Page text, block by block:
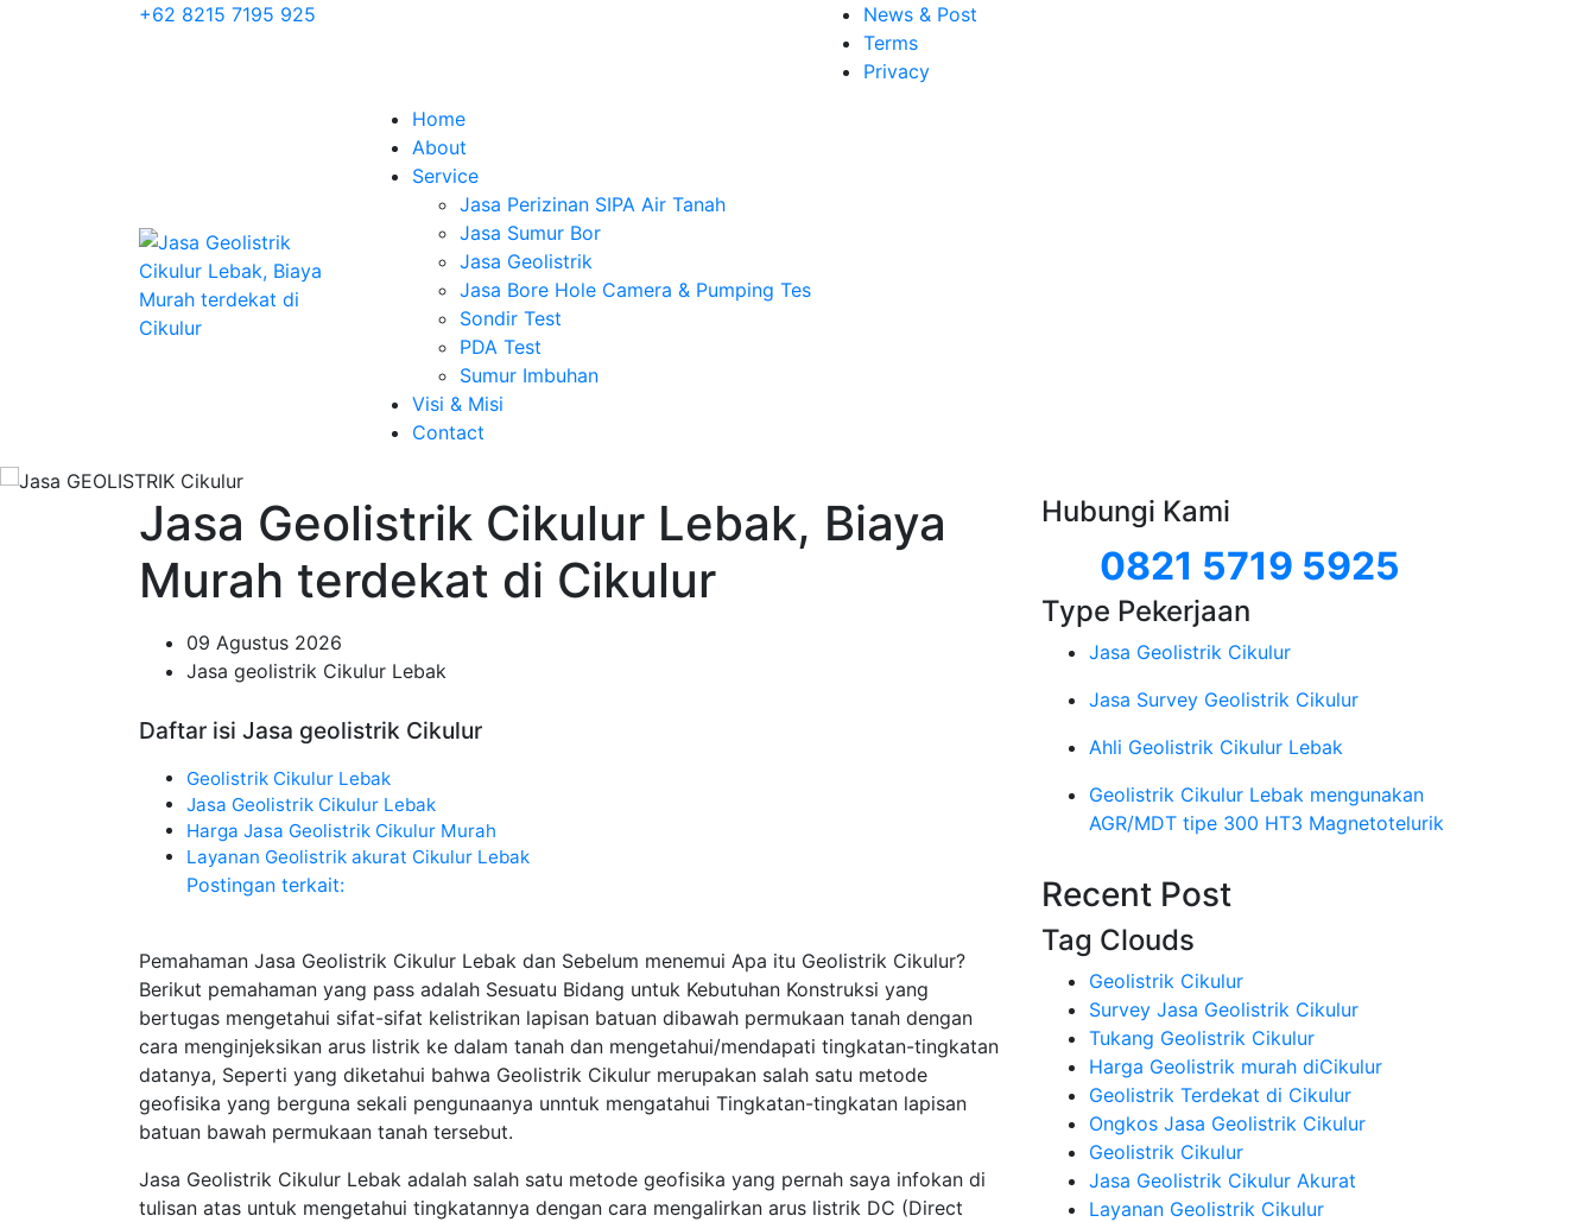
+62 8215 7195 925
News & Post
Terms
Privacy
Home
About
Service
Jasa Perizinan SIPA Air Tanah
Jasa Sumur Bor
Jasa Geolistrik
Jasa Bore Hole Camera & Pumping Tes
Sondir Test
PDA Test
Sumur Imbuhan
Visi & Misi
Contact
Jasa Geolistrik Cikulur Lebak, Biaya
Murah terdekat di Cikulur
09 Agustus 2026
Jasa geolistrik Cikulur Lebak
Daftar isi Jasa geolistrik Cikulur
Geolistrik Cikulur Lebak
Jasa Geolistrik Cikulur Lebak
Harga Jasa Geolistrik Cikulur Murah
Layanan Geolistrik akurat Cikulur Lebak
Postingan terkait:
Pemahaman Jasa Geolistrik Cikulur Lebak dan Sebelum menemui Apa itu Geolistrik Cikulur?
Berikut pemahaman yang pass adalah Sesuatu Bidang untuk Kebutuhan Konstruksi yang
bertugas mengetahui sifat-sifat kelistrikan lapisan batuan dibawah permukaan tanah dengan
cara menginjeksikan arus listrik ke dalam tanah dan mengetahui/mendapati tingkatan-tingkatan
datanya, Seperti yang diketahui bahwa Geolistrik Cikulur merupakan salah satu metode
geofisika yang berguna sekali pengunaanya unntuk mengatahui Tingkatan-tingkatan lapisan
batuan bawah permukaan tanah tersebut.
Jasa Geolistrik Cikulur Lebak adalah salah satu metode geofisika yang pernah saya infokan di
tulisan atas untuk mengetahui tingkatannya dengan cara mengalirkan arus listrik DC (Direct
Hubungi Kami
0821 5719 5925
Type Pekerjaan
Jasa Geolistrik Cikulur
Jasa Survey Geolistrik Cikulur
Ahli Geolistrik Cikulur Lebak
Geolistrik Cikulur Lebak mengunakan
AGR/MDT tipe 300 HT3 Magnetotelurik
Recent Post
Tag Clouds
Geolistrik Cikulur
Survey Jasa Geolistrik Cikulur
Tukang Geolistrik Cikulur
Harga Geolistrik murah diCikulur
Geolistrik Terdekat di Cikulur
Ongkos Jasa Geolistrik Cikulur
Geolistrik Cikulur
Jasa Geolistrik Cikulur Akurat
Layanan Geolistrik Cikulur